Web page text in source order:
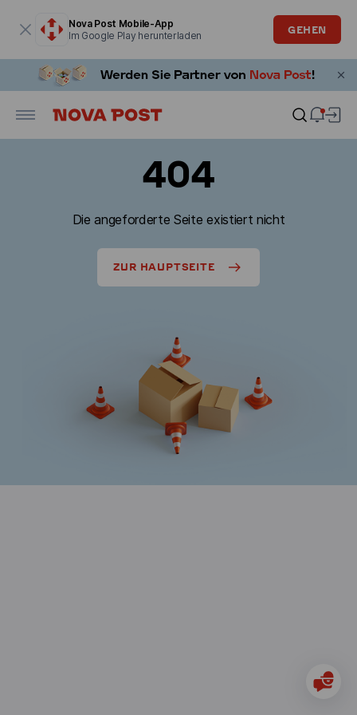
Nova Post Mobile-App
Im Google Play herunterladen
GEHEN
404
Die angeforderte Seite existiert nicht
ZUR HAUPTSEITE